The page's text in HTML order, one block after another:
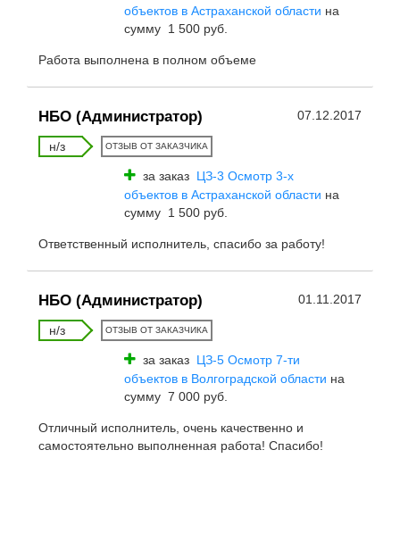
объектов в Астраханской области на
сумму 1 500 руб.
Работа выполнена в полном объеме
НБО (Администратор) 07.12.2017
н/з ОТЗЫВ ОТ ЗАКАЗЧИКА
за заказ ЦЗ-3 Осмотр 3-х
объектов в Астраханской области на
сумму 1 500 руб.
Ответственный исполнитель, спасибо за работу!
НБО (Администратор) 01.11.2017
н/з ОТЗЫВ ОТ ЗАКАЗЧИКА
за заказ ЦЗ-5 Осмотр 7-ти
объектов в Волгоградской области на
сумму 7 000 руб.
Отличный исполнитель, очень качественно и
самостоятельно выполненная работа! Спасибо!